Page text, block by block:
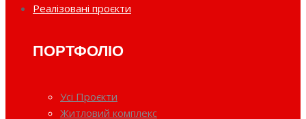
Реалізовані проєкти
ПОРТФОЛІО
Усі Проєкти
Житловий комплекс